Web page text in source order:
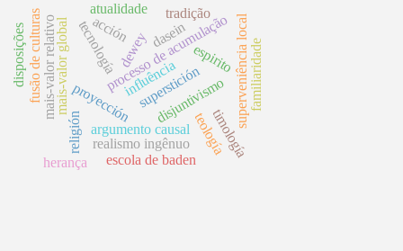
argumento causal
superstición
proyección
processo de acumulação
mais-valor global
mais-valor relativo superveniência local
disjuntivismo
religión realismo ingênuo
tecnologíadewey
teología
espirito
influência familiaridade
escola de baden
dasein
herança
tradição
fusão de culturas
disposições
timología
acción
atualidade